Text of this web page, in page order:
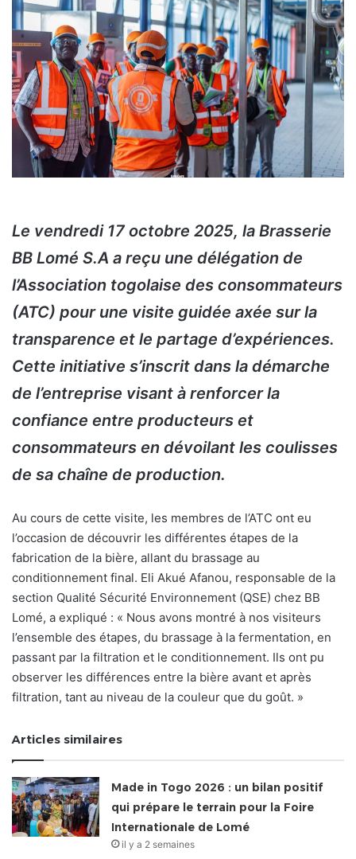
Le vendredi 17 octobre 2025, la Brasserie
BB Lomé S.A a reçu une délégation de
l’Association togolaise des consommateurs
(ATC) pour une visite guidée axée sur la
transparence et le partage d’expériences.
Cette initiative s’inscrit dans la démarche
de l’entreprise visant à renforcer la
confiance entre producteurs et
consommateurs en dévoilant les coulisses
de sa chaîne de production.
Au cours de cette visite, les membres de l’ATC ont eu
l’occasion de découvrir les différentes étapes de la
fabrication de la bière, allant du brassage au
conditionnement final. Eli Akué Afanou, responsable de la
section Qualité Sécurité Environnement (QSE) chez BB
Lomé, a expliqué : « Nous avons montré à nos visiteurs
l’ensemble des étapes, du brassage à la fermentation, en
passant par la filtration et le conditionnement. Ils ont pu
observer les différences entre la bière avant et après
filtration, tant au niveau de la couleur que du goût. »
Articles similaires
Made in Togo 2026 : un bilan positif
qui prépare le terrain pour la Foire
Internationale de Lomé
il y a 2 semaines